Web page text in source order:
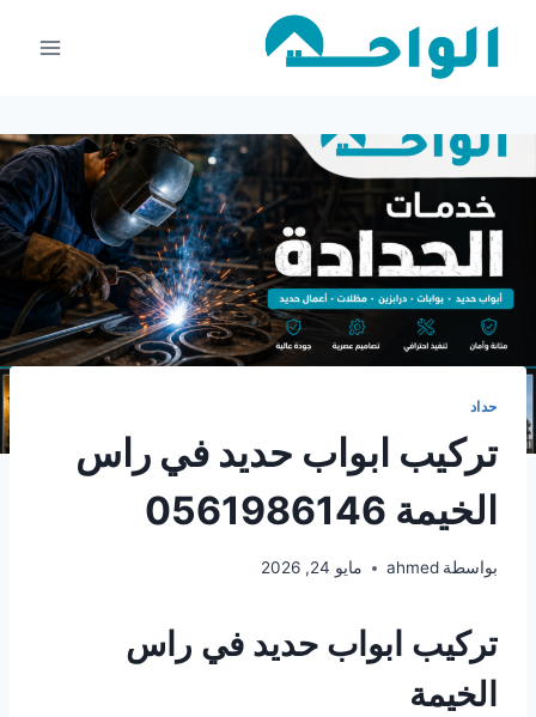
حداد
تركيب ابواب حديد في راس
الخيمة 0561986146
بواسطة ahmed مايو 24, 2026
تركيب ابواب حديد في راس
الخيمة